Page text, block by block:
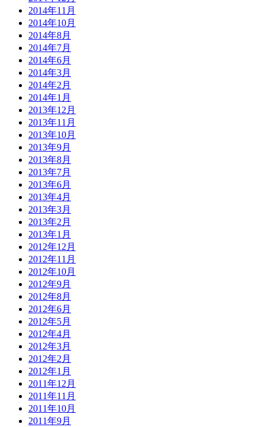
2014年11月
2014年10月
2014年8月
2014年7月
2014年6月
2014年3月
2014年2月
2014年1月
2013年12月
2013年11月
2013年10月
2013年9月
2013年8月
2013年7月
2013年6月
2013年4月
2013年3月
2013年2月
2013年1月
2012年12月
2012年11月
2012年10月
2012年9月
2012年8月
2012年6月
2012年5月
2012年4月
2012年3月
2012年2月
2012年1月
2011年12月
2011年11月
2011年10月
2011年9月